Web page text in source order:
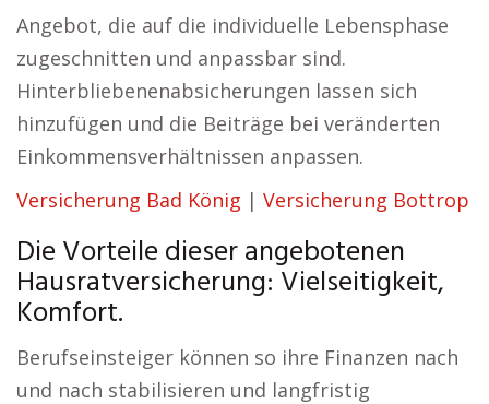
Angebot, die auf die individuelle Lebensphase
zugeschnitten und anpassbar sind.
Hinterbliebenenabsicherungen lassen sich
hinzufügen und die Beiträge bei veränderten
Einkommensverhältnissen anpassen.
Versicherung Bad König | Versicherung Bottrop
Die Vorteile dieser angebotenen
Hausratversicherung: Vielseitigkeit,
Komfort.
Berufseinsteiger können so ihre Finanzen nach
und nach stabilisieren und langfristig